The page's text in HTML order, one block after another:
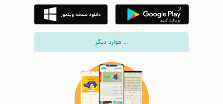
... موارد دیگر